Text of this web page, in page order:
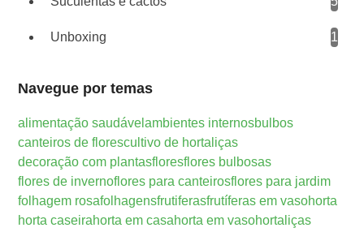
Unboxing 1
Navegue por temas
alimentação saudávelambientes internosbulbos
canteiros de florescultivo de hortaliças
decoração com plantasfloresflores bulbosas
flores de invernoflores para canteirosflores para jardim
folhagem rosafolhagensfrutiferasfrutíferas em vasohorta
horta caseirahorta em casahorta em vasohortaliças